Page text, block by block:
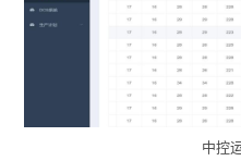
中控